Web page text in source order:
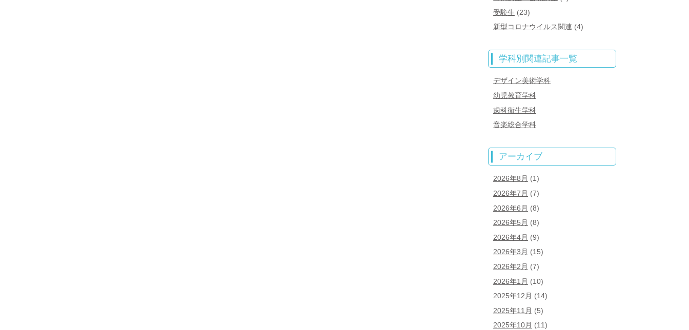
受験生 (23)
新型コロナウイルス関連 (4)
学科別関連記事一覧
デザイン美術学科
幼児教育学科
歯科衛生学科
音楽総合学科
アーカイブ
2026年8月 (1)
2026年7月 (7)
2026年6月 (8)
2026年5月 (8)
2026年4月 (9)
2026年3月 (15)
2026年2月 (7)
2026年1月 (10)
2025年12月 (14)
2025年11月 (5)
2025年10月 (11)